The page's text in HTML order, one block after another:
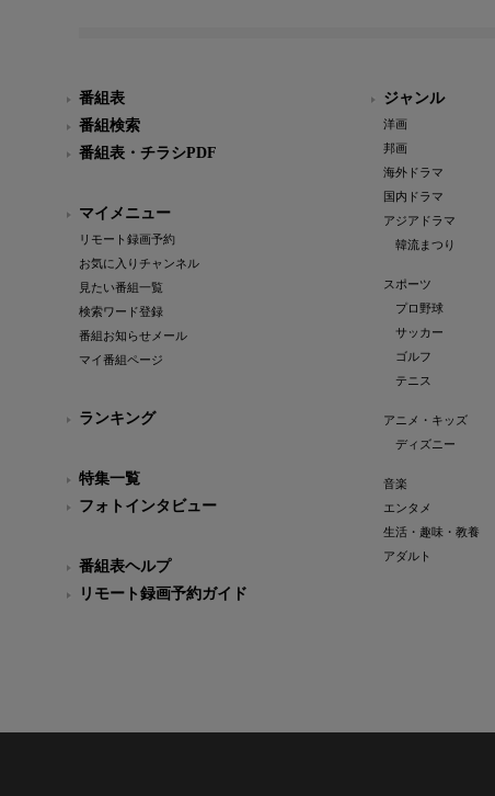
番組表
番組検索
番組表・チラシPDF
マイメニュー
リモート録画予約
お気に入りチャンネル
見たい番組一覧
検索ワード登録
番組お知らせメール
マイ番組ページ
ランキング
特集一覧
フォトインタビュー
番組表ヘルプ
リモート録画予約ガイド
ジャンル
洋画
邦画
海外ドラマ
国内ドラマ
アジアドラマ
韓流まつり
スポーツ
プロ野球
サッカー
ゴルフ
テニス
アニメ・キッズ
ディズニー
音楽
エンタメ
生活・趣味・教養
アダルト